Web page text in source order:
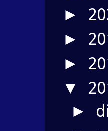
►
►
►
▼
►